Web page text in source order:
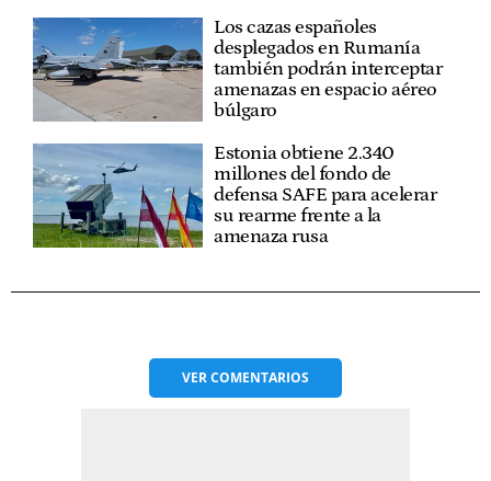
Los cazas españoles
desplegados en Rumanía
también podrán interceptar
amenazas en espacio aéreo
búlgaro
Estonia obtiene 2.340
millones del fondo de
defensa SAFE para acelerar
su rearme frente a la
amenaza rusa
VERCOMENTARIOS